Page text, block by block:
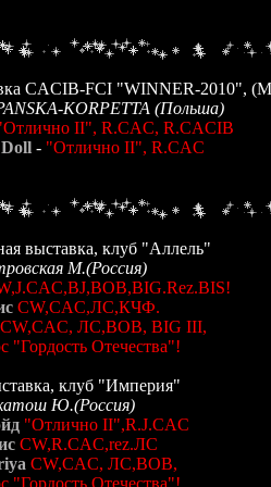
CACIB-FCI "WINNER-2010",
KORPETTA (Польша)
II", R.CAC, R.CACIB
- "Отлично II", R.CAC
выставка, клуб "Аллель"
М.(Россия)
CW,CAC,ЛС,КЧФ.
CW,CAC, ЛС,BOB, BIG III,
"Гордость Отечества"!
клуб "Империя"
Ю.(Россия)
"Отлично II",R.J.CAC
CW,R.CAC,rez.ЛС
CW,CAC, ЛС,BOB,
"Гордость Отечества"!